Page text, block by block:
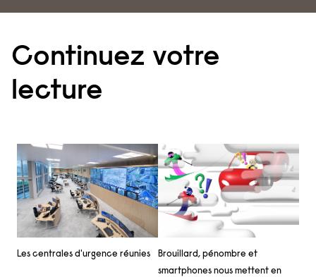
Continuez votre
lecture
Les centrales d'urgence réunies
Brouillard, pénombre et
smartphones nous mettent en